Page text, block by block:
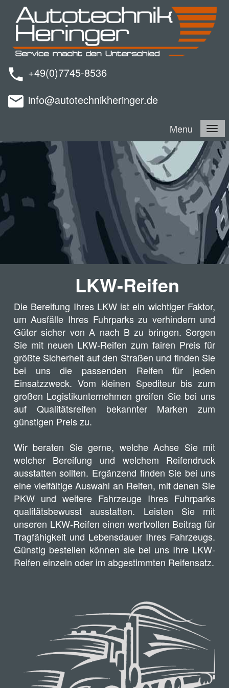
+49(0)7745-8536
info@autotechnikheringer.de
Menu
LKW-Reifen
Die Bereifung Ihres LKW ist ein wichtiger Faktor,
um Ausfälle Ihres Fuhrparks zu verhindern und
Güter sicher von A nach B zu bringen. Sorgen
Sie mit neuen LKW-Reifen zum fairen Preis für
größte Sicherheit auf den Straßen und finden Sie
bei uns die passenden Reifen für jeden
Einsatzzweck. Vom kleinen Spediteur bis zum
großen Logistikunternehmen greifen Sie bei uns
auf Qualitätsreifen bekannter Marken zum
günstigen Preis zu.
Wir beraten Sie gerne, welche Achse Sie mit
welcher Bereifung und welchem Reifendruck
ausstatten sollten. Ergänzend finden Sie bei uns
eine vielfältige Auswahl an Reifen, mit denen Sie
PKW und weitere Fahrzeuge Ihres Fuhrparks
qualitätsbewusst ausstatten. Leisten Sie mit
unseren LKW-Reifen einen wertvollen Beitrag für
Tragfähigkeit und Lebensdauer Ihres Fahrzeugs.
Günstig bestellen können sie bei uns Ihre LKW-
Reifen einzeln oder im abgestimmten Reifensatz.